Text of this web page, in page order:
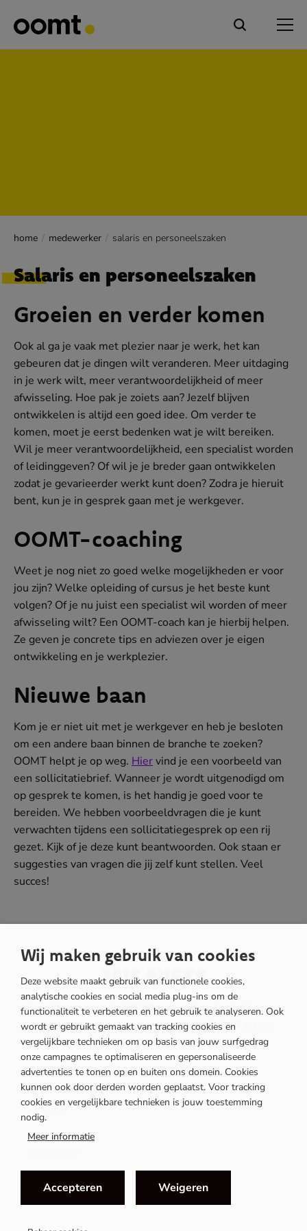
home medewerker salaris en personeelszaken
Salaris en personeelszaken
Groeien en verder komen
Ook al ga je vaak met plezier naar je werk, het kan
gebeuren dat je dingen wilt veranderen. Meer uitdaging
in je werk wilt, meer verantwoordelijkheid of meer
afwisseling. Hoe pak je zoiets aan? Jezelf blijven
ontwikkelen is altijd een goed idee. Om verder te
komen, moet je eerst bedenken wat je wilt bereiken.
Wil je meer verantwoordelijkheid, een specialist worden
of leidinggeven? Of wil je je breder gaan ontwikkelen
zodat je gevarieerder werkt kunt doen? Zodra je hieruit
bent, kun je in gesprek gaan met je werkgever.
OOMT-coaching
Weet je nog niet zo goed welke mogelijkheden er voor
jou zijn? Welke opleiding of cursus je het beste kunt
volgen? Of je nu juist een specialist wil worden of meer
afwisseling wilt? Een OOMT-coach kan je hierbij helpen.
Ze geven je concrete tips en adviezen over je eigen
ontwikkeling en je werkplezier.
Nieuwe baan
Kom je er niet uit met je werkgever en heb je besloten
om een andere baan binnen de branche te zoeken?
OOMT helpt je op weg. Hiervind je een voorbeeld van
een sollicitatiebrief. Wanneer je wordt uitgenodigd om
op gesprek te komen, is het handig je goed voor te
bereiden. We hebben voorbeeldvragen die je kunt
verwachten tijdens een sollicitatiegesprek op een rij
gezet. Kijk of je deze kunt beantwoorden. Ook staan er
suggesties van vragen die jij zelf kunt stellen. Veel
succes!
MIS NIETS
Schrijf je in voor de OOMT nieuwsbrief en blijf op de
hoogte van het laatste nieuws van OOMT en de
ontwikkelingen binnen de mobiliteitsbranche.
Rol
Leidinggevende Medewerker
Wij maken gebruik van cookies
Deze website maakt gebruik van functionele cookies,
analytische cookies en social media plug-ins om de
functionaliteit te verbeteren en het gebruik te analyseren. Ook
wordt er gebruikt gemaakt van tracking cookies en
vergelijkbare technieken om op basis van jouw surfgedrag
onze campagnes te optimaliseren en gepersonaliseerde
advertenties te tonen op en buiten ons domein. Cookies
kunnen ook door derden worden geplaatst. Voor tracking
cookies en vergelijkbare technieken is jouw toestemming
nodig.
Meer informatie
Accepteren Weigeren